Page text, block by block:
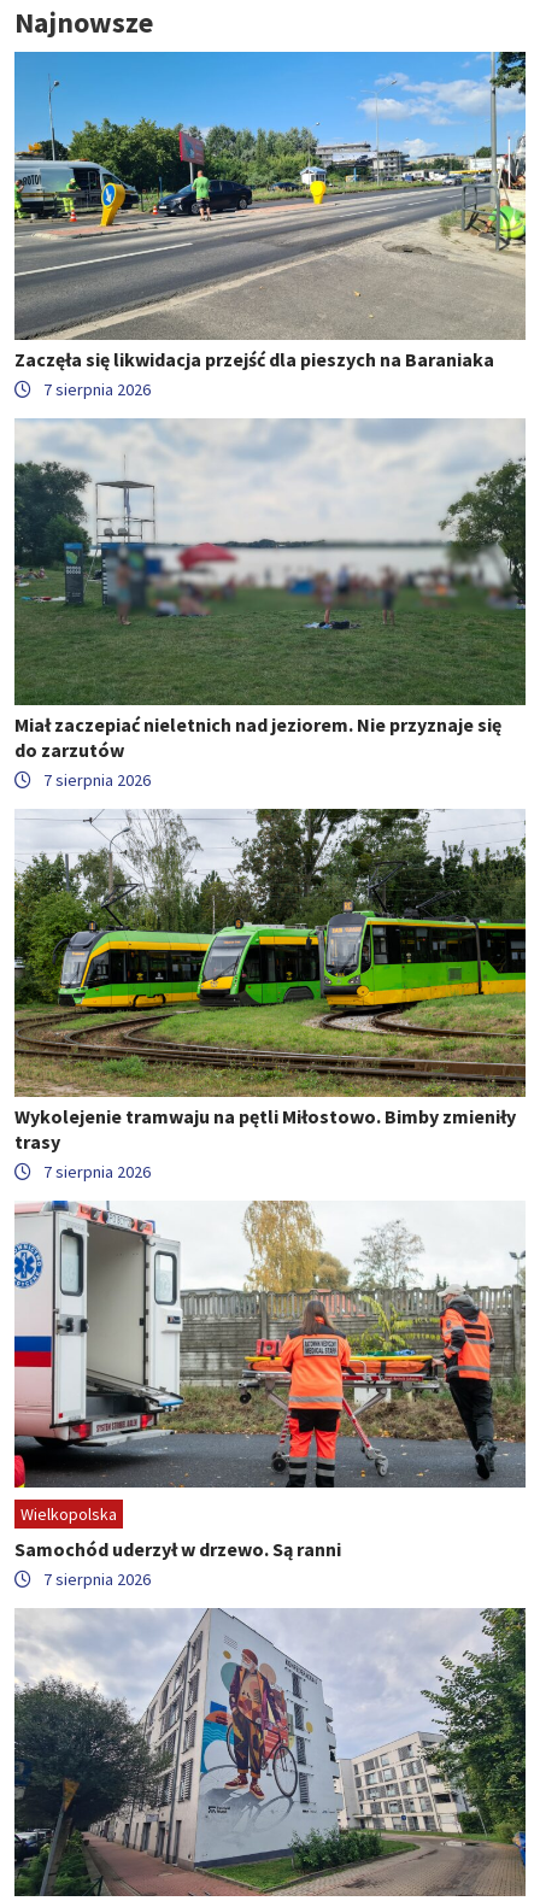
Najnowsze
Zaczęła się likwidacja przejść dla pieszych na Baraniaka
7 sierpnia 2026
Miał zaczepiać nieletnich nad jeziorem. Nie przyznaje się
do zarzutów
7 sierpnia 2026
Wykolejenie tramwaju na pętli Miłostowo. Bimby zmieniły
trasy
7 sierpnia 2026
Wielkopolska
Samochód uderzył w drzewo. Są ranni
7 sierpnia 2026